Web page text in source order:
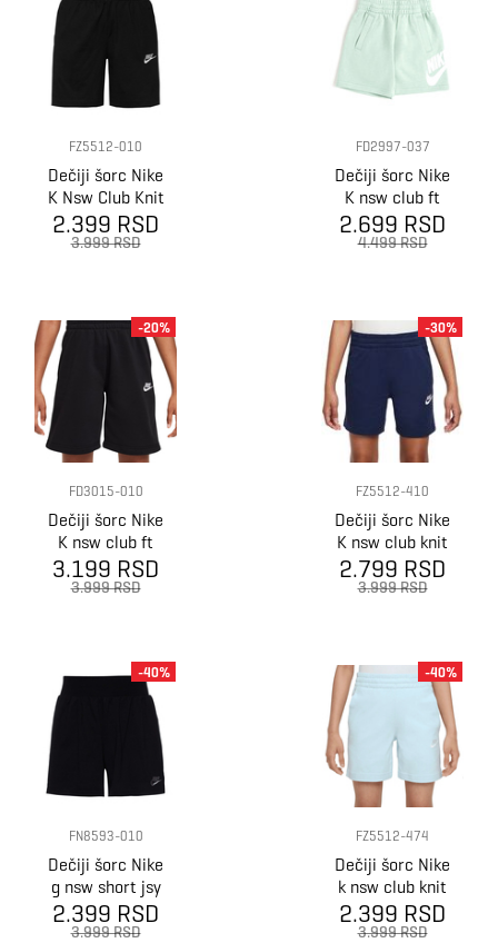
FZ5512-010
Dečiji šorc Nike
K Nsw Club Knit
Short 6In Lbr
2.399 RSD
3.999 RSD
FD2997-037
Dečiji šorc Nike
K nsw club ft
short hbr
2.699 RSD
4.499 RSD
FD3015-010
Dečiji šorc Nike
K nsw club ft
short lbr
3.199 RSD
3.999 RSD
-20%
FZ5512-410
Dečiji šorc Nike
K nsw club knit
short 6in lbr
2.799 RSD
3.999 RSD
-30%
FN8593-010
Dečiji šorc Nike
g nsw short jsy
lbr -
2.399 RSD
3.999 RSD
-40%
FZ5512-474
Dečiji šorc Nike
k nsw club knit
short 6in lbr
2.399 RSD
3.999 RSD
-40%